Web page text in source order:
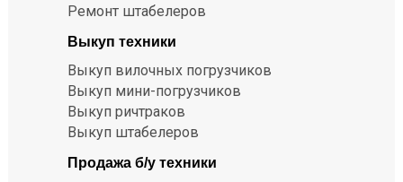
Ремонт штабелеров
Выкуп техники
Выкуп вилочных погрузчиков
Выкуп мини-погрузчиков
Выкуп ричтраков
Выкуп штабелеров
Продажа б/у техники